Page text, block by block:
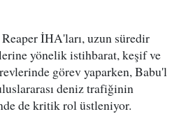
İHA'ları, uzun süredir
yönelik istihbarat, keşif ve
görev yaparken, Babu'l
deniz trafiğinin
de kritik rol üstleniyor.